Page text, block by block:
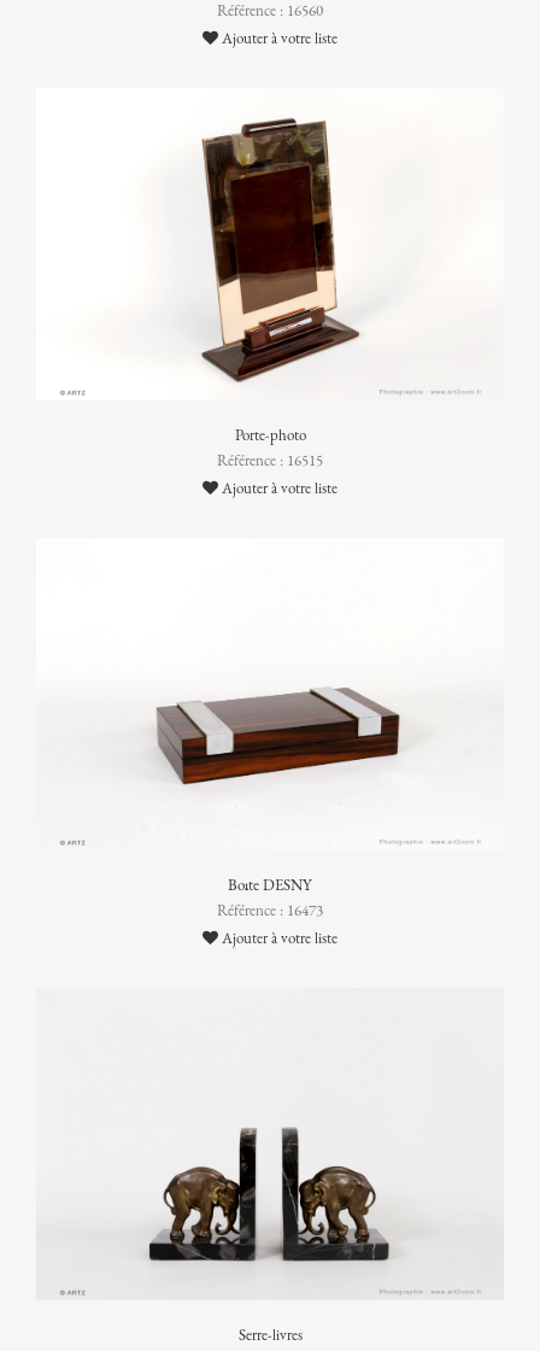
Référence : 16560
Ajouter à votre liste
Porte-photo
Référence : 16515
Ajouter à votre liste
Boîte DESNY
Référence : 16473
Ajouter à votre liste
Serre-livres